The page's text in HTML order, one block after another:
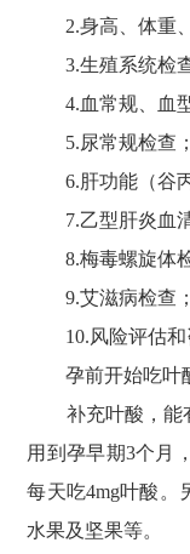
2.身高、体重、
3.生殖系统检查
4.血常规、血型
5.尿常规检查；
6.肝功能（谷丙
7.乙型肝炎血清
8.梅毒螺旋体检
9.艾滋病检查；
10.风险评估和
孕前开始吃叶
补充叶酸，能有
用到孕早期3个月
每天吃4mg叶酸。
水果及坚果等。